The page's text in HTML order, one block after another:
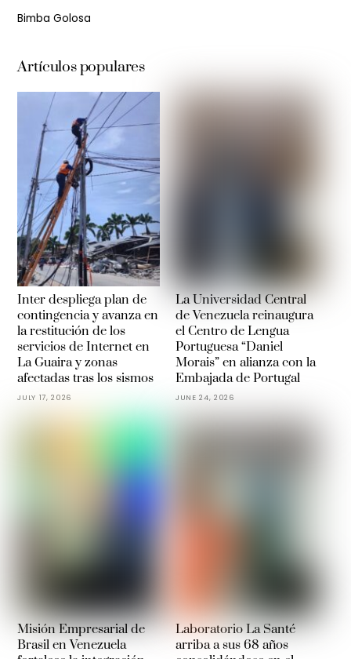
Bimba Golosa
Artículos populares
Inter despliega plan de
contingencia y avanza en
la restitución de los
servicios de Internet en
La Guaira y zonas
afectadas tras los sismos
JULY 17, 2026
La Universidad Central
de Venezuela reinaugura
el Centro de Lengua
Portuguesa “Daniel
Morais” en alianza con la
Embajada de Portugal
JUNE 24, 2026
Misión Empresarial de
Brasil en Venezuela
Laboratorio La Santé
arriba a sus 68 años